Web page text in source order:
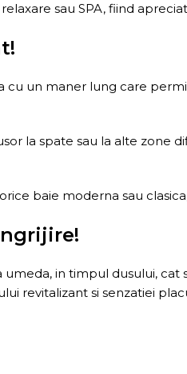
sau SPA, fiind
un maner lung care
la spate sau la alte zone
baie moderna sau
in timpul dusului,
revitalizant si senzatiei